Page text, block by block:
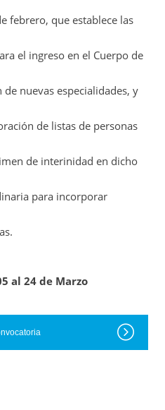
febrero, que establece las
el ingreso en el Cuerpo de
nuevas especialidades, y
de listas de personas
de interinidad en dicho
para incorporar
al 24 de Marzo